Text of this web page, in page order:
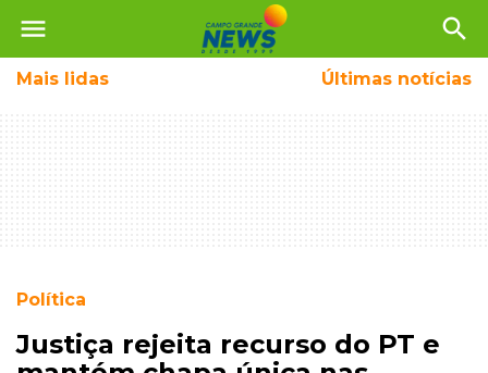
menu search
Mais lidas Últimas notícias
Política
Justiça rejeita recurso do PT e